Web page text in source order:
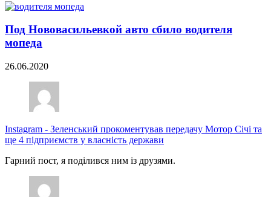
Под Нововасильевкой авто сбило водителя
мопеда
26.06.2020
Instagram - Зеленський прокоментував передачу Мотор Січі та
ще 4 підприємств у власність держави
Гарний пост, я поділився ним із друзями.